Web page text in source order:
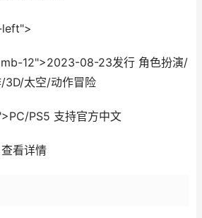
12">2023-08-23发行 角色扮演/
3D/太空/动作冒险
PS5 支持官方中文
看详情